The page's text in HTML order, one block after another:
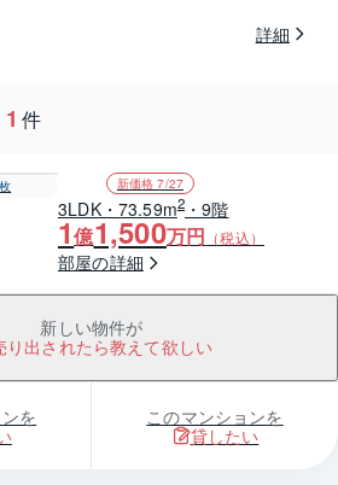
詳細
1 件
枚 新価格 7/27
3LDK・73.59m2 ・9階
1億1,500万円 （税込）
部屋の詳細
新しい物件が
り出されたら教えて欲しい
を
このマンションを
貸したい